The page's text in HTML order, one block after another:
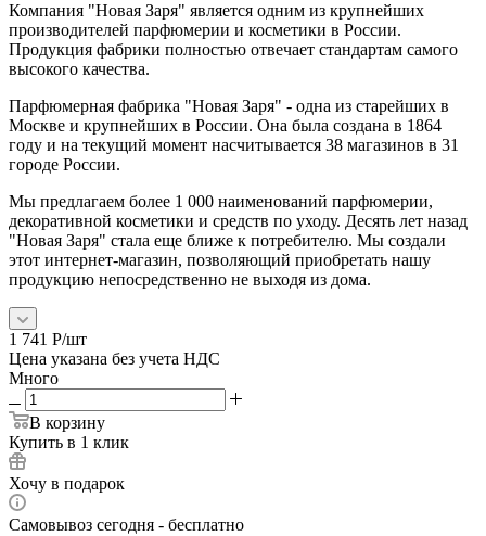
Компания "Новая Заря" является одним из крупнейших
производителей парфюмерии и косметики в России.
Продукция фабрики полностью отвечает стандартам самого
высокого качества.
Парфюмерная фабрика "Новая Заря" - одна из старейших в
Москве и крупнейших в России. Она была создана в 1864
году и на текущий момент насчитывается 38 магазинов в 31
городе России.
Мы предлагаем более 1 000 наименований парфюмерии,
декоративной косметики и средств по уходу. Десять лет назад
"Новая Заря" стала еще ближе к потребителю. Мы создали
этот интернет-магазин, позволяющий приобретать нашу
продукцию непосредственно не выходя из дома.
1 741 Р/шт
Цена указана без учета НДС
Много
В корзину
Купить в 1 клик
Хочу в подарок
Самовывоз сегодня - бесплатно